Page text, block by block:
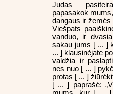
Judas
papasakok
dangaus ir žemės
Viešpats
vanduo, ir
sakau jums [ ... ]
... ] klausinėjate
valdžia ir
nes nuo [ ... ]
protas [ ... ]
[ ... ] paprašė:
mums, kur [ ... ]